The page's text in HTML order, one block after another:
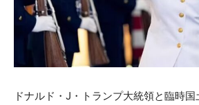
ドナルド・J・トランプ大統領と臨時